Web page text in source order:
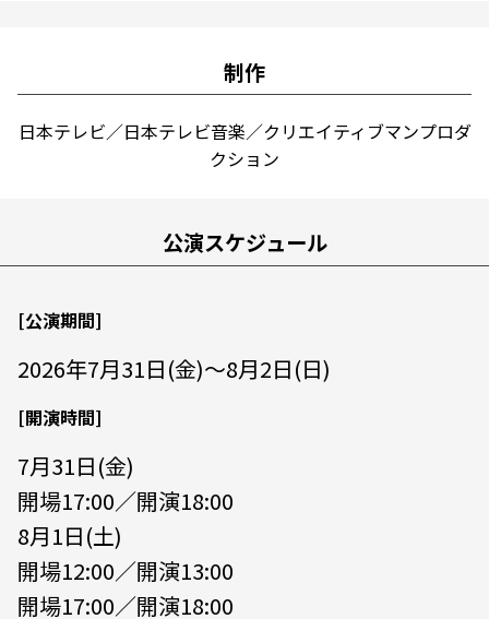
制作
日本テレビ／日本テレビ音楽／クリエイティブマンプロダ
クション
公演スケジュール
[公演期間]
2026年7月31日(金)～8月2日(日)
[開演時間]
7月31日(金)
開場17:00／開演18:00
8月1日(土)
開場12:00／開演13:00
開場17:00／開演18:00